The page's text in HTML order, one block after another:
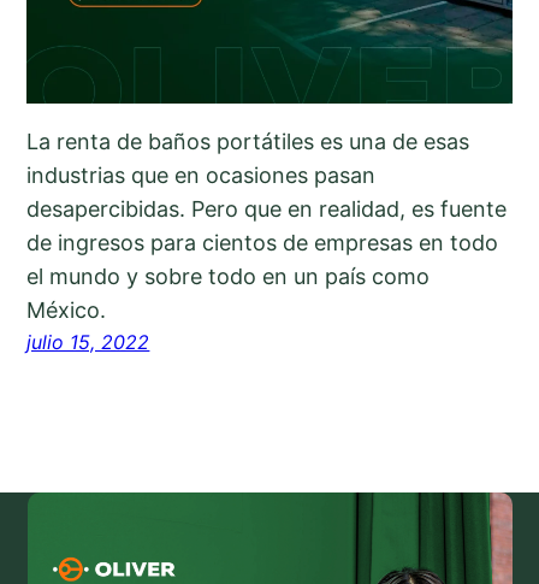
La renta de baños portátiles es una de esas
industrias que en ocasiones pasan
desapercibidas. Pero que en realidad, es fuente
de ingresos para cientos de empresas en todo
el mundo y sobre todo en un país como
México.
julio 15, 2022